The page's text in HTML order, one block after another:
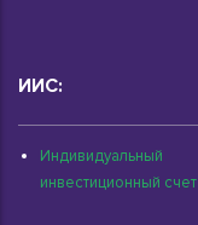
ИИС:
Индивидуальный
инвестиционный счет